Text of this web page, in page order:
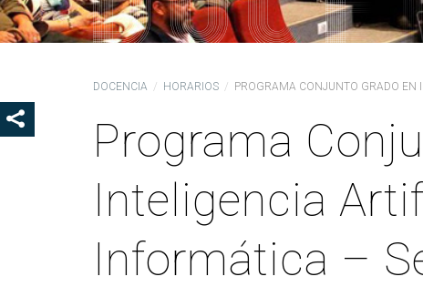
DOCENCIA HORARIOS PROGRAMA CONJUNTO GRADO EN
Programa
Inteligencia
Informática –
SHOW SHARE BUTTONS